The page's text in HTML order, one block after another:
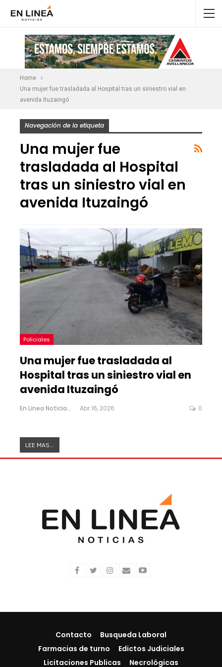
Home
Una mujer fue trasladada al Hospital tras un siniestro vial en
avenida Ituzaingó
Navegación de la etiqueta
Una mujer fue
trasladada al Hospital
tras un siniestro vial en
avenida Ituzaingó
Policiales
Una mujer fue trasladada al
Hospital tras un siniestro vial en
avenida Ituzaingó
En Linea Noticias Abr 16, 2026 0
LEE MAS...
Contacto
Busqueda Laboral
Farmacias de turno
Edictos Judiciales
Licitaciones Publicas
Necrológicas